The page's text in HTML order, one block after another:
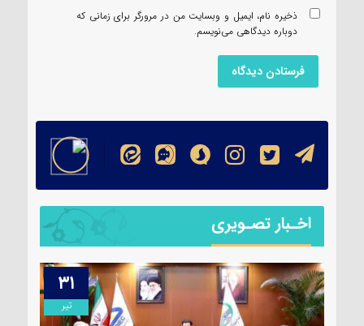
ذخیره نام، ایمیل و وبسایت من در مرورگر برای زمانی که
دوباره دیدگاهی می‌نویسم.
اخـبار تصـویری
۳۱
تیر